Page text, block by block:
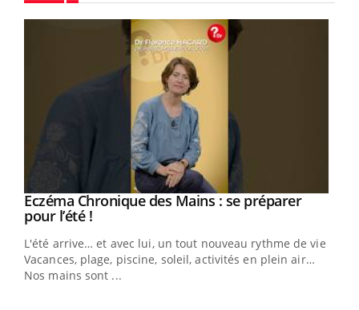
Youtube
Eczéma Chronique des Mains : se préparer
pour l’été !Youtube
L'été arrive… et avec lui, un tout nouveau rythme de vie !
Vacances, plage, piscine, soleil, activités en plein air…
Nos mains sont ...